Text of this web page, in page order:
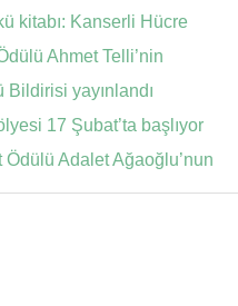
kitabı: Kanserli Hücre
Ahmet Telli’nin
yayınlandı
17 Şubat’ta başlıyor
Adalet Ağaoğlu’nun